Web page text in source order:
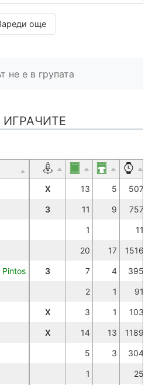
още
не е в групата
Х 13 5 507
З 11 9 757
1 11
20 17 1516
Pintos З 7 4 395
2 1 91
Х 3 1 103
Х 14 13 1189
5 3 304
1 25